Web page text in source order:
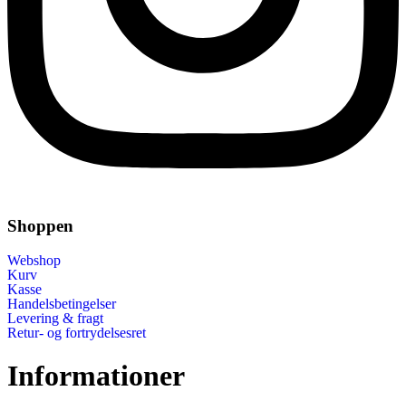
Shoppen
Webshop
Kurv
Kasse
Handelsbetingelser
Levering & fragt
Retur- og fortrydelsesret
Informationer